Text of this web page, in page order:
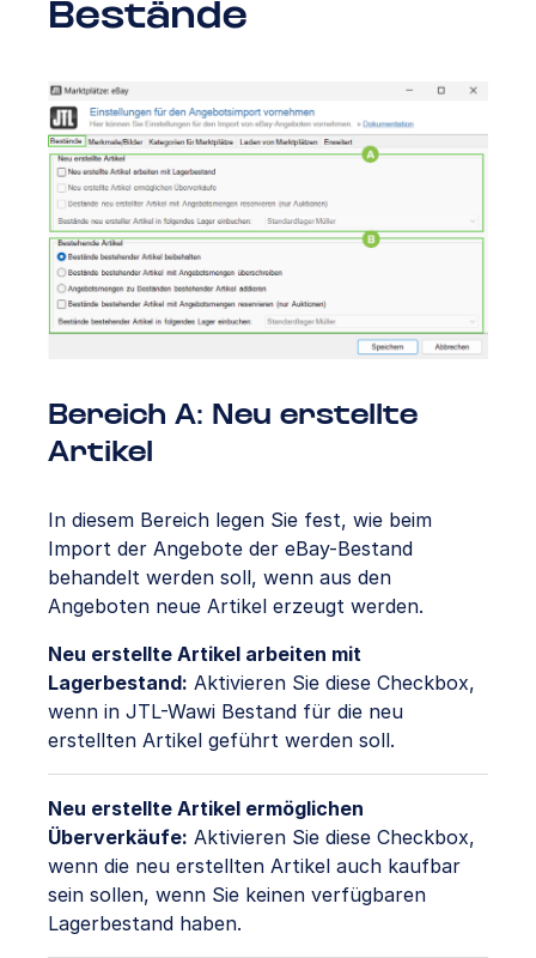
Bestände
Bereich A: Neu erstellte
Artikel
In diesem Bereich legen Sie fest, wie beim
Import der Angebote der eBay-Bestand
behandelt werden soll, wenn aus den
Angeboten neue Artikel erzeugt werden.
Neu erstellte Artikel arbeiten mit
Lagerbestand: Aktivieren Sie diese Checkbox,
wenn in JTL-Wawi Bestand für die neu
erstellten Artikel geführt werden soll.
Neu erstellte Artikel ermöglichen
Überverkäufe: Aktivieren Sie diese Checkbox,
wenn die neu erstellten Artikel auch kaufbar
sein sollen, wenn Sie keinen verfügbaren
Lagerbestand haben.